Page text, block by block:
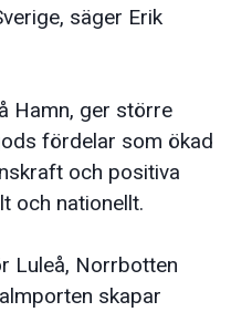
säger Erik
Hamn, ger större
fördelar som ökad
och positiva
och nationellt.
Luleå, Norrbotten
skapar